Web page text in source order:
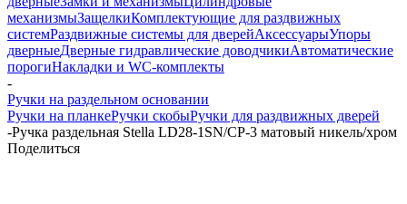
механизмыЗащелкиКомплектующие для раздвижных
системРаздвижные системы для дверейАксессуарыУпоры
дверныеДверные гидравлические доводчикиАвтоматические
порогиНакладки и WC-комплекты
-
Ручки на раздельном основании
Ручки на планкеРучки скобыРучки для раздвижных дверей
-Ручка раздельная Stella LD28-1SN/CP-3 матовый никель/хром
Поделиться